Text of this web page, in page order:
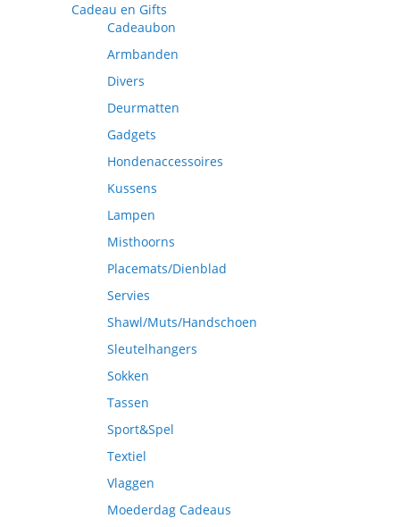
Cadeau en Gifts
Cadeaubon
Armbanden
Divers
Deurmatten
Gadgets
Hondenaccessoires
Kussens
Lampen
Misthoorns
Placemats/Dienblad
Servies
Shawl/Muts/Handschoen
Sleutelhangers
Sokken
Tassen
Sport&Spel
Textiel
Vlaggen
Moederdag Cadeaus